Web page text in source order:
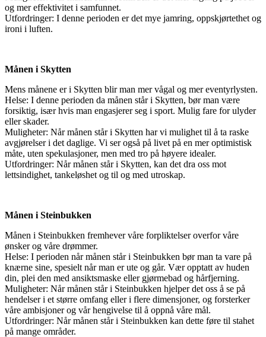
og mer effektivitet i samfunnet.
Utfordringer: I denne perioden er det mye jamring, oppskjørtethet og
ironi i luften.
Månen i Skytten
Mens månene er i Skytten blir man mer vågal og mer eventyrlysten.
Helse: I denne perioden da månen står i Skytten, bør man være
forsiktig, især hvis man engasjerer seg i sport. Mulig fare for ulyder
eller skader.
Muligheter: Når månen står i Skytten har vi mulighet til å ta raske
avgjørelser i det daglige. Vi ser også på livet på en mer optimistisk
måte, uten spekulasjoner, men med tro på høyere idealer.
Utfordringer: Når månen står i Skytten, kan det dra oss mot
lettsindighet, tankeløshet og til og med utroskap.
Månen i Steinbukken
Månen i Steinbukken fremhever våre forpliktelser overfor våre
ønsker og våre drømmer.
Helse: I perioden når månen står i Steinbukken bør man ta vare på
knærne sine, spesielt når man er ute og går. Vær opptatt av huden
din, plei den med ansiktsmaske eller gjørmebad og hårfjerning.
Muligheter: Når månen står i Steinbukken hjelper det oss å se på
hendelser i et større omfang eller i flere dimensjoner, og forsterker
våre ambisjoner og vår hengivelse til å oppnå våre mål.
Utfordringer: Når månen står i Steinbukken kan dette føre til stahet
på mange områder.